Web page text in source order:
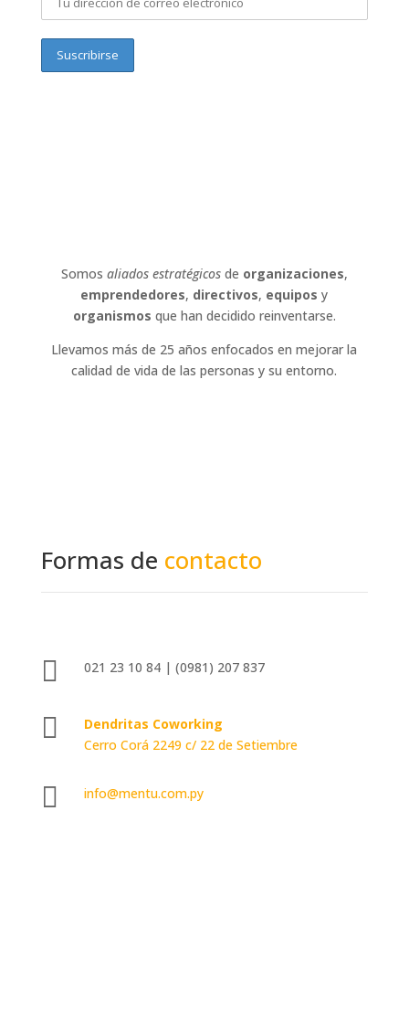
Somos aliados estratégicosde organizaciones,
emprendedores, directivos, equipos y
organismos que han decidido reinventarse.
Llevamos más de 25 años enfocados en mejorar la
calidad de vida de las personas y su entorno.
Formas de contacto
 021 23 10 84 | (0981) 207 837

Dendritas Coworking
Cerro Corá 2249 c/ 22 de Setiembre
 info@mentu.com.py